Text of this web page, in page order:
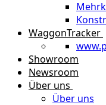
WaggonTracker
Showroom
Newsroom
Über uns
Über uns